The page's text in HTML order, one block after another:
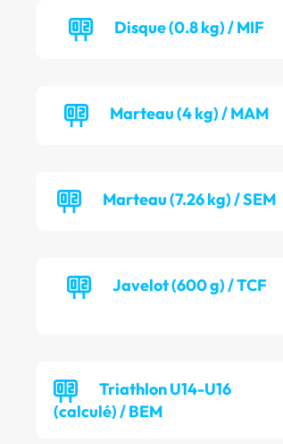
Disque (0.8 kg) / MIF
Marteau (4 kg) / MAM
Marteau (7.26 kg) / SEM
Javelot (600 g) / TCF
Triathlon U14-U16
(calculé) / BEM